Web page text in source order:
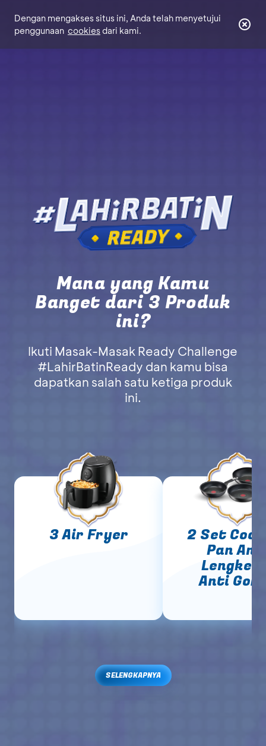
Dengan mengakses situs ini, Anda telah menyetujui
penggunaan cookies dari kami.
Mana yang Kamu
Banget dari 3 Produk
ini?
Ikuti Masak-Masak Ready Challenge
#LahirBatinReady dan kamu bisa
dapatkan salah satu ketiga produk
ini.
3 Air Fryer 2 Set
Pan
Lengket
Anti
SELENGKAPNYA